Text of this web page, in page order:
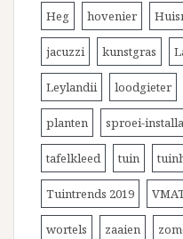
Heg hovenier
jacuzzi kunstgras
Leylandii loodgieter
planten sproei-
tafelkleed tuin
Tuintrends 2019
wortels zaaien